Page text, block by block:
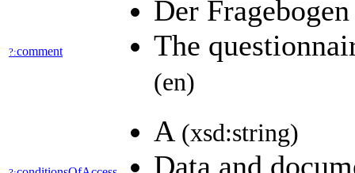
?:comment
Der
The
(en)
A (xsd:string)
Data and